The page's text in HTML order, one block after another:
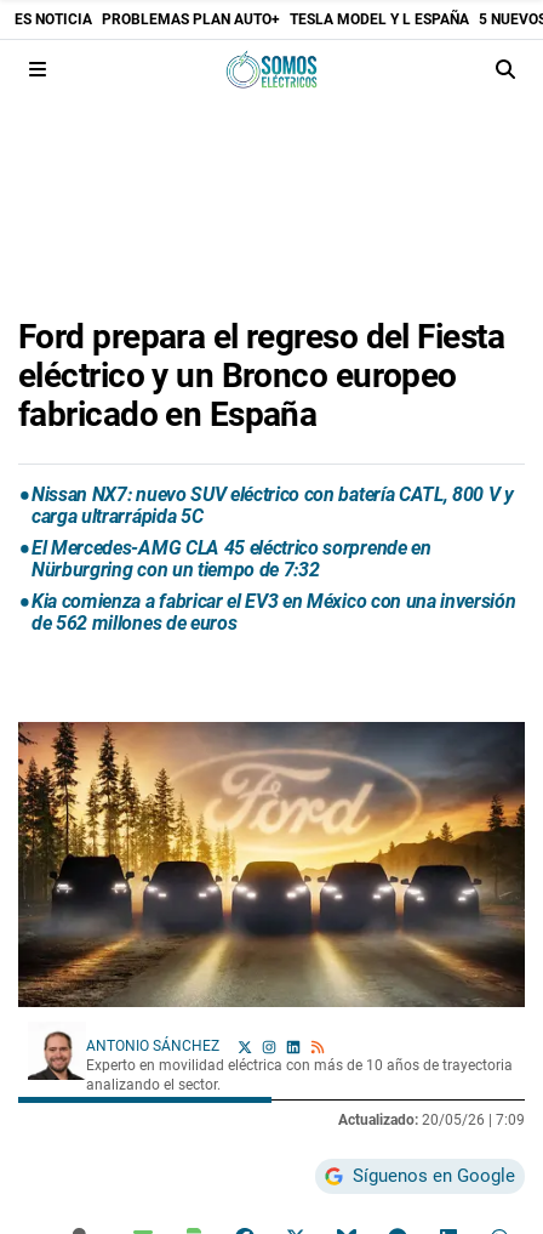
ES NOTICIA PROBLEMAS PLAN AUTO+ TESLA MODEL Y L ESPAÑA 5
Ford prepara el regreso del Fiesta
eléctrico y un Bronco europeo
fabricado en España
Nissan NX7: nuevo SUV eléctrico con batería CATL, 800 V y
carga ultrarrápida 5C
El Mercedes-AMG CLA 45 eléctrico sorprende en
Nürburgring con un tiempo de 7:32
Kia comienza a fabricar el EV3 en México con una inversión
de 562 millones de euros
ANTONIO SÁNCHEZ
Experto en movilidad eléctrica con más de 10 años de trayectoria
analizando el sector.
Actualizado: 20/05/26 | 7:09
Síguenos en Google